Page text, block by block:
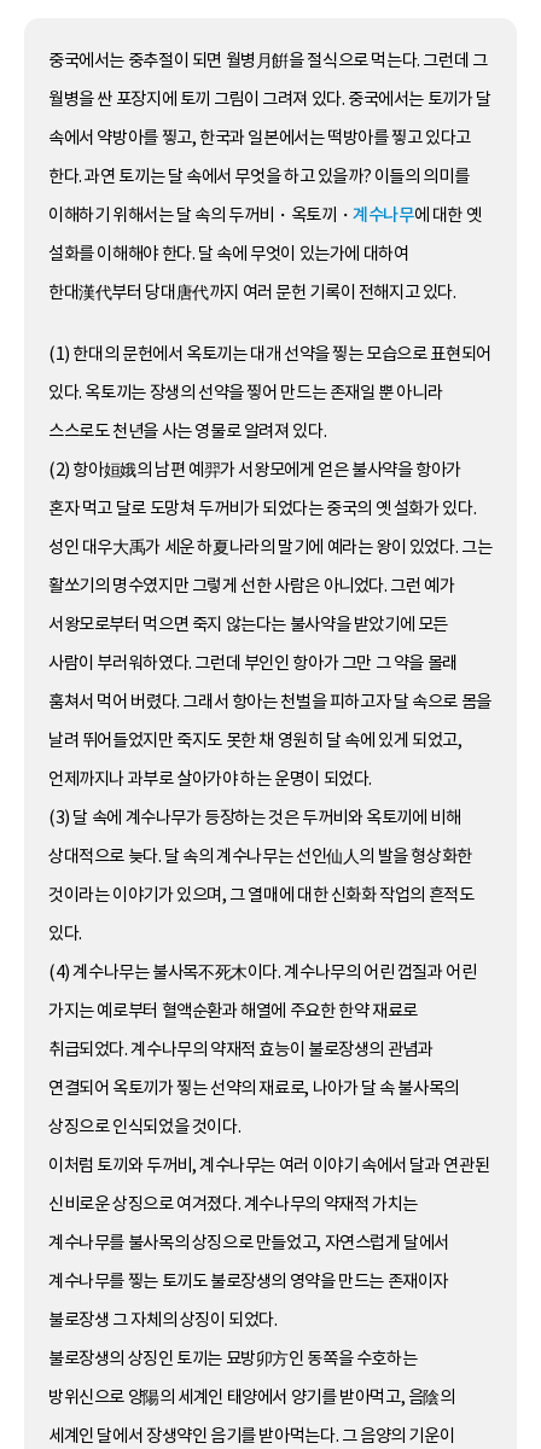
중국에서는 중추절이 되면 월병月餠을 절식으로 먹는다. 그런데 그
월병을 싼 포장지에 토끼 그림이 그려져 있다. 중국에서는 토끼가 달
속에서 약방아를 찧고, 한국과 일본에서는 떡방아를 찧고 있다고
한다. 과연 토끼는 달 속에서 무엇을 하고 있을까? 이들의 의미를
이해하기 위해서는 달 속의 두꺼비・옥토끼・계수나무에 대한 옛
설화를 이해해야 한다. 달 속에 무엇이 있는가에 대하여
한대漢代부터 당대唐代까지 여러 문헌 기록이 전해지고 있다.
(1) 한대의 문헌에서 옥토끼는 대개 선약을 찧는 모습으로 표현되어
있다. 옥토끼는 장생의 선약을 찧어 만드는 존재일 뿐 아니라
스스로도 천년을 사는 영물로 알려져 있다.
(2) 항아姮娥의 남편 예羿가 서왕모에게 얻은 불사약을 항아가
혼자 먹고 달로 도망쳐 두꺼비가 되었다는 중국의 옛 설화가 있다.
성인 대우大禹가 세운 하夏나라의 말기에 예라는 왕이 있었다. 그는
활쏘기의 명수였지만 그렇게 선한 사람은 아니었다. 그런 예가
서왕모로부터 먹으면 죽지 않는다는 불사약을 받았기에 모든
사람이 부러워하였다. 그런데 부인인 항아가 그만 그 약을 몰래
훔쳐서 먹어 버렸다. 그래서 항아는 천벌을 피하고자 달 속으로 몸을
날려 뛰어들었지만 죽지도 못한 채 영원히 달 속에 있게 되었고,
언제까지나 과부로 살아가야 하는 운명이 되었다.
(3) 달 속에 계수나무가 등장하는 것은 두꺼비와 옥토끼에 비해
상대적으로 늦다. 달 속의 계수나무는 선인仙人의 발을 형상화한
것이라는 이야기가 있으며, 그 열매에 대한 신화화 작업의 흔적도
있다.
(4) 계수나무는 불사목不死木이다. 계수나무의 어린 껍질과 어린
가지는 예로부터 혈액순환과 해열에 주요한 한약 재료로
취급되었다. 계수나무의 약재적 효능이 불로장생의 관념과
연결되어 옥토끼가 찧는 선약의 재료로, 나아가 달 속 불사목의
상징으로 인식되었을 것이다.
이처럼 토끼와 두꺼비, 계수나무는 여러 이야기 속에서 달과 연관된
신비로운 상징으로 여겨졌다. 계수나무의 약재적 가치는
계수나무를 불사목의 상징으로 만들었고, 자연스럽게 달에서
계수나무를 찧는 토끼도 불로장생의 영약을 만드는 존재이자
불로장생 그 자체의 상징이 되었다.
불로장생의 상징인 토끼는 묘방卯方인 동쪽을 수호하는
방위신으로 양陽의 세계인 태양에서 양기를 받아먹고, 음陰의
세계인 달에서 장생약인 음기를 받아먹는다. 그 음양의 기운이